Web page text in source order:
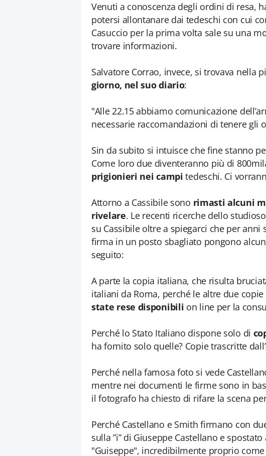
Venuti a conoscenza degli ordini di resa,
potersi allontanare dai tedeschi con cui
Casuccio per la prima volta sale su una
trovare informazioni.
Salvatore Corrao, invece, si trovava nella
giorno, nel suo diario:
"Alle 22.15 abbiamo comunicazione
necessarie raccomandazioni di tenere gli
Sin da subito si intuisce che fine stanno
Come loro due diventeranno più di
prigionieri nei campi tedeschi. Ci
Attorno a Cassibile sono rimasti alcuni
rivelare. Le recenti ricerche dello
su Cassibile oltre a spiegarci che per
firma in un posto sbagliato pongono
seguito:
A parte la copia italiana, che risulta
italiani da Roma, perché le altre due
state rese disponibili on line per la
Perché lo Stato Italiano dispone solo di
ha fornito solo quelle? Copie trascritte
Perché nella famosa foto si vede
mentre nei documenti le firme sono in
il fotografo ha chiesto di rifare la scena
Perché Castellano e Smith firmano con
sulla ”i” di Giuseppe Castellano e
"Guiseppe", incredibilmente proprio come